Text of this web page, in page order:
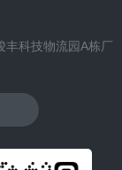
丰科技物流园A栋厂